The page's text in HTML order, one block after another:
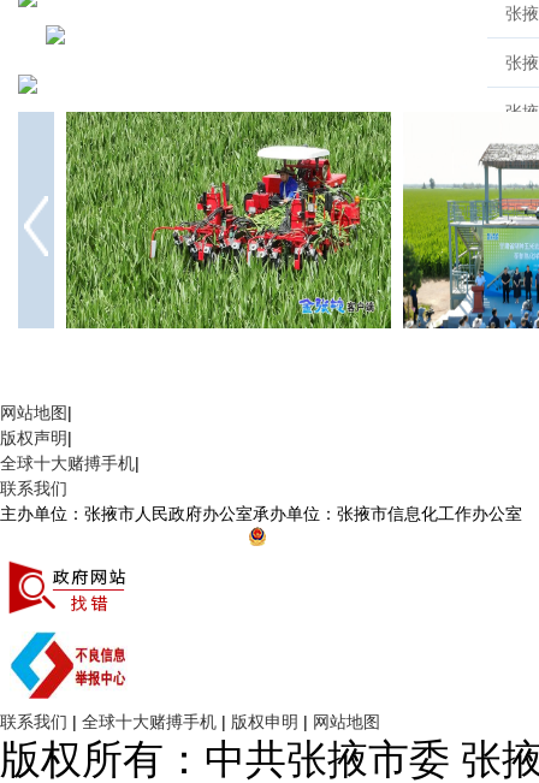
市农业农村局召开2025年度党组织书记抓基层党建工作述职评
网站地图|
版权声明|
全球十大赌搏手机|
联系我们
主办单位：张掖市人民政府办公室承办单位：张掖市信息化工作办公室
联系我们 | 全球十大赌搏手机 | 版权申明 | 网站地图
版权所有：中共张掖市委 张